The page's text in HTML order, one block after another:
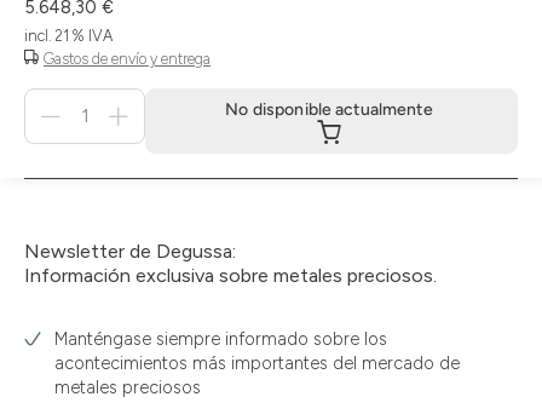
5.648,30 €
incl. 21 % IVA
Gastos de envío y entrega
No
actualmente
No disponible actualmente
Newsletter de Degussa:
Información exclusiva sobre metales preciosos.
Manténgase siempre informado sobre los
acontecimientos más importantes del mercado de
metales preciosos